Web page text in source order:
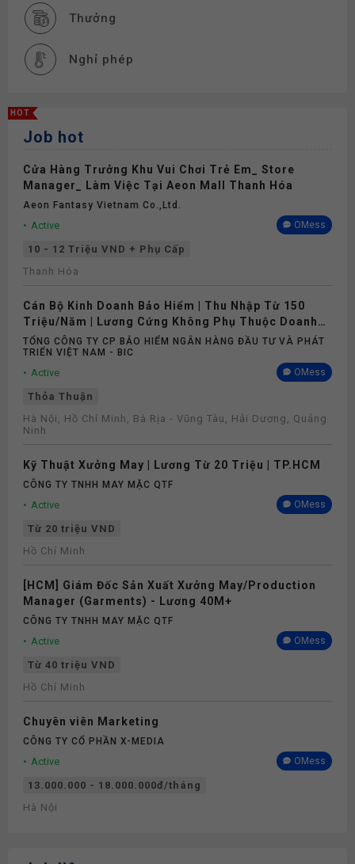
Thưởng
Nghỉ phép
HOT
Job hot
Cửa Hàng Trưởng Khu Vui Chơi Trẻ Em_ Store
Manager_ Làm Việc Tại Aeon Mall Thanh Hóa
Aeon Fantasy Vietnam Co.,ltd.
Active OMess
10 - 12 Triệu VND + Phụ Cấp
Thanh Hóa
Cán Bộ Kinh Doanh Bảo Hiểm | Thu Nhập Từ 150
Triệu/Năm | Lương Cứng Không Phụ Thuộc Doanh
Số
TỔNG CÔNG TY CP BẢO HIỂM NGÂN HÀNG ĐẦU TƯ VÀ PHÁT
TRIỂN VIỆT NAM - BIC
Active OMess
Thỏa Thuận
Hà Nội, Hồ Chí Minh, Bà Rịa - Vũng Tàu, Hải Dương, Quảng
Ninh
Kỹ Thuật Xưởng May | Lương Từ 20 Triệu | TP.HCM
CÔNG TY TNHH MAY MẶC QTF
Active OMess
Từ 20 triệu VND
Hồ Chí Minh
[HCM] Giám Đốc Sản Xuất Xưởng May/Production
Manager (Garments) - Lương 40M+
CÔNG TY TNHH MAY MẶC QTF
Active OMess
Từ 40 triệu VND
Hồ Chí Minh
Chuyên viên Marketing
CÔNG TY CỔ PHẦN X-MEDIA
Active OMess
13.000.000 - 18.000.000đ/tháng
Hà Nội